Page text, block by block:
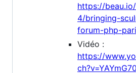
https://
4/bringing-
forum-php-
Vidéo :
https://